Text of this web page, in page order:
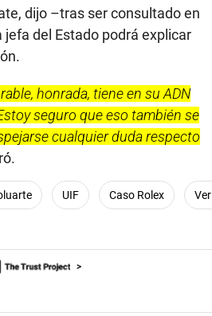
dijo –tras ser consultado en
del Estado podrá explicar
honrada, tiene en su ADN
seguro que eso también se
cualquier duda respecto
UIF Caso Rolex